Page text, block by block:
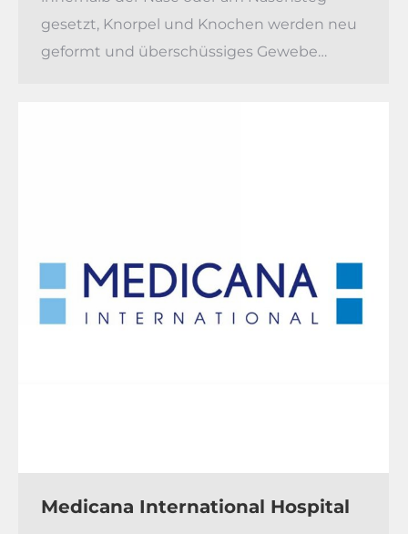
gesetzt, Knorpel und Knochen werden neu
geformt und überschüssiges Gewebe…
Medicana International Hospital